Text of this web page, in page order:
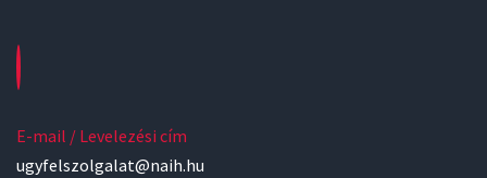
E-mail / Levelezési cím
ugyfelszolgalat@naih.hu